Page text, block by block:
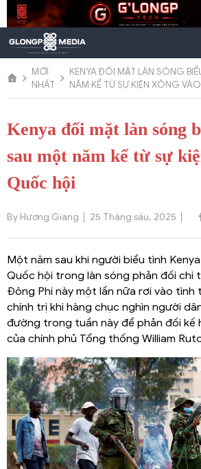
Chuyển
đến
dung
MỚI
NHẤT
KENYA ĐỐI MẶT LÀN SÓNG
NĂM KỂ TỪ SỰ KIỆN XÔNG
Kenya đối mặt làn sóng
sau một năm kể từ sự
Quốc hội
By Hương Giang 25 Tháng sáu, 2025
Một năm sau khi người biểu tình
Quốc hội trong làn sóng phản đối chi
Đông Phi này một lần nữa rơi vào
chính trị khi hàng chục nghìn người
đường trong tuần này để phản đối kế
của chính phủ Tổng thống William